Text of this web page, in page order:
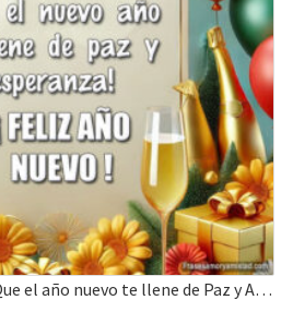
Feliz Año nuevo 2027 – Que el año nuevo te llene de Paz y Amor